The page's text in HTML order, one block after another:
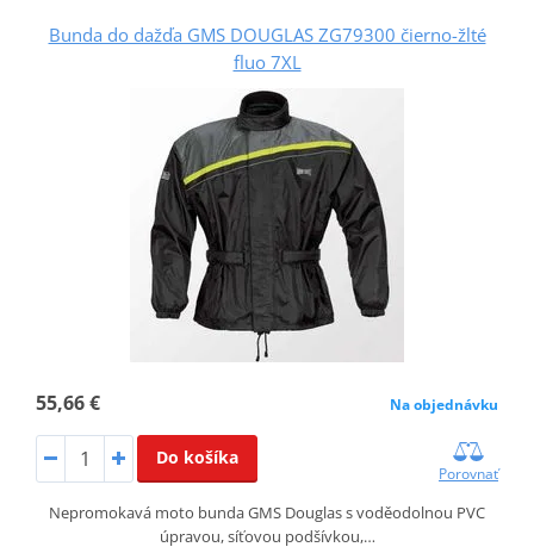
Bunda do dažďa GMS DOUGLAS ZG79300 čierno-žlté
fluo 7XL
55,66 € Na objednávku
Do košíka
Porovnať
Nepromokavá moto bunda GMS Douglas s voděodolnou PVC
úpravou, síťovou podšívkou,…